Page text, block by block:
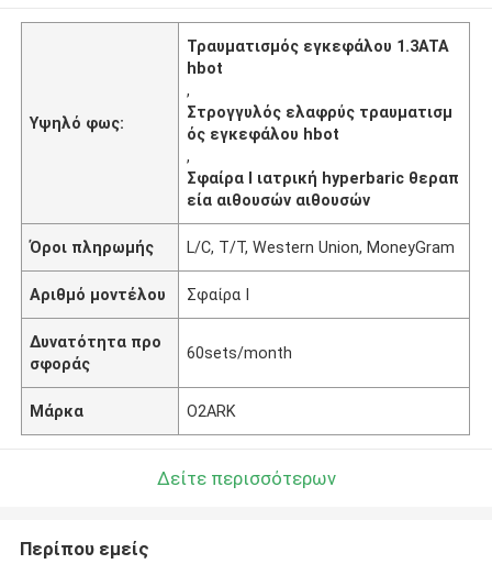
Υψηλό φως:
Τραυματισμός εγκεφάλου 1.3ATA
hbot
,
Στρογγυλός ελαφρύς τραυματισμ
ός εγκεφάλου hbot
,
Σφαίρα Ι ιατρική hyperbaric θεραπ
εία αιθουσών αιθουσών
Όροι πληρωμής L/C, T/T, Western Union, MoneyGram
Αριθμό μοντέλου Σφαίρα Ι
Δυνατότητα προ
σφοράς
60sets/month
Μάρκα O2ARK
Δείτε περισσότερων
Περίπου εμείς